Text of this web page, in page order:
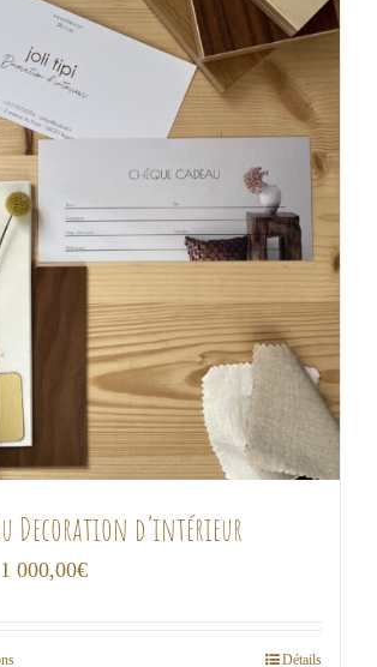
Decoration d’intérieur
1 000,00€Plage
Détails